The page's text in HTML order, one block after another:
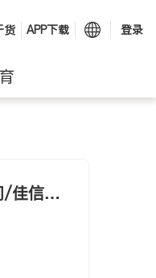
货 APP下载 登录
/佳信贷